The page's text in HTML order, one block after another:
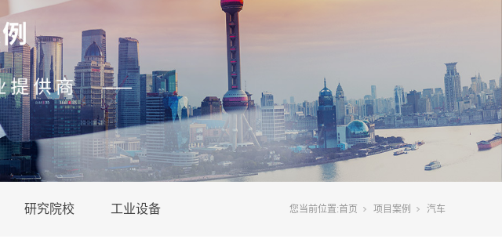
研究院校 工业设备 您当前位置:首页 项目案例 汽车